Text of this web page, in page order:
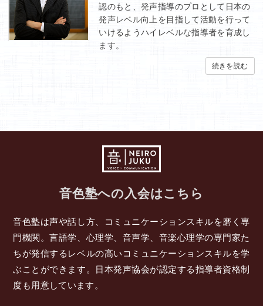
認のもと、発声指導のプロとして日本の
発声レベル向上を目指して活動を行って
いけるようハイレベルな指導者を育成し
ます。
続きを読む
音色塾への入会はこちら
音色塾は声や話し方、コミュニケーションスキルを磨く専
門機関。言語学、心理学、音声学、音楽心理学の専門家た
ちが発信するレベルの高いコミュニケーションスキルを学
ぶことができます。日本発声協会が認定する指導者資格制
度も用意しています。